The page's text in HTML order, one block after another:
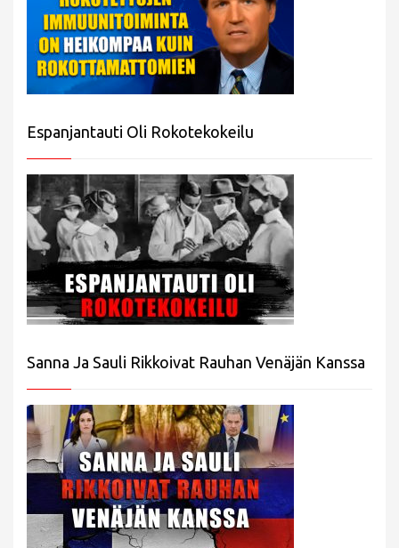
Espanjantauti Oli Rokotekokeilu
Sanna Ja Sauli Rikkoivat Rauhan Venäjän Kanssa